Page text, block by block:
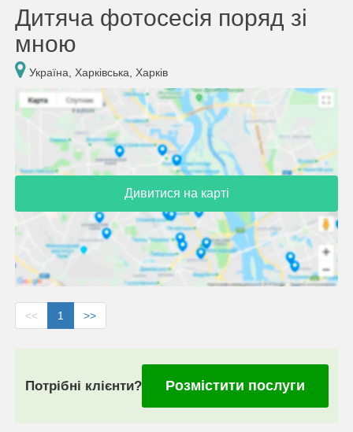
Дитяча фотосесія поряд зі
мною
Україна, Харківська, Харків
Дивитися на карті
<< 1 >>
Потрібні клієнти? Розмістити послуги